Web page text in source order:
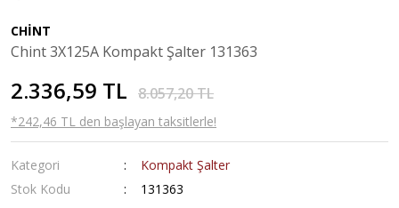
CHİNT
Chint 3X125A Kompakt Şalter 131363
2.336,59 TL 8.057,20 TL
*242,46 TL den başlayan taksitlerle!
Kategori
Kompakt Şalter
Stok Kodu
131363